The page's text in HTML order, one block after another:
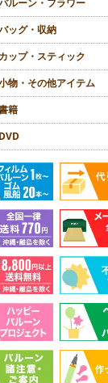
ルーン・フラワー
ッグ・収納
カップ・スティック
物・その他アイテム
籍
DVD